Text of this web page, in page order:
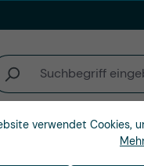
Unternehmen
verwendet Cookies,